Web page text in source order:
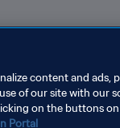
content and ads,
of our site with our
on the buttons
Portal